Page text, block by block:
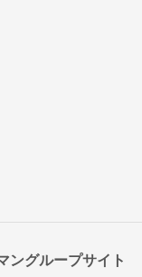
ングループサイト